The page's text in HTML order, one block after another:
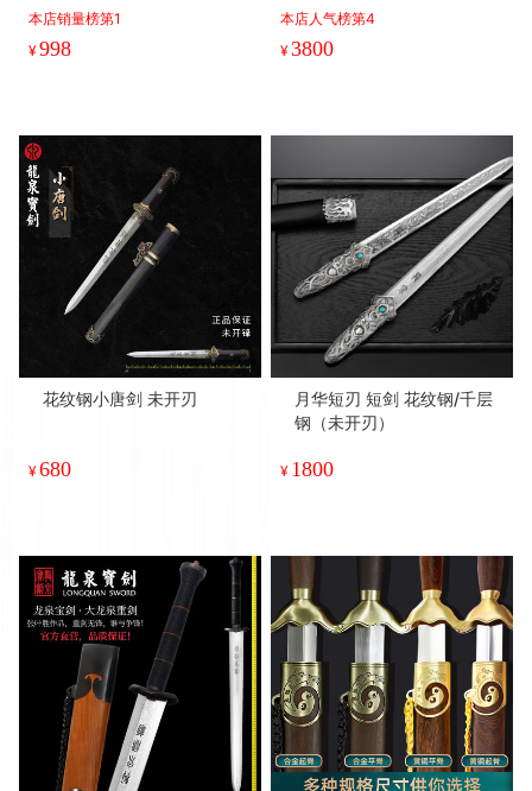
本店销量榜第1
¥998
本店人气榜第4
¥3800
花纹钢小唐剑 未开刃
¥680
月华短刃 短剑 花纹钢/千层
钢（未开刃）
¥ 1800